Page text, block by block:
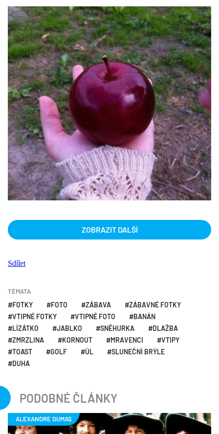
ZOBRAZIT DALŠÍ
Sdílet
TÉMATA
FOTKY FOTO ZÁBAVA
ZÁBAVNÉ FOTKY
VTIPNÉ FOTKY
VTIPNÉ FOTO
BANÁN
LÍZÁTKO
JABLKO SNĚHURKA
DLAŽBA
ZMRZLINA
KORNOUT MRAVENCI
VTIPY
TOAST
GOLF ÚL
SLUNEČNÍ BRÝLE
DUHA
PODOBNÉ ČLÁNKY